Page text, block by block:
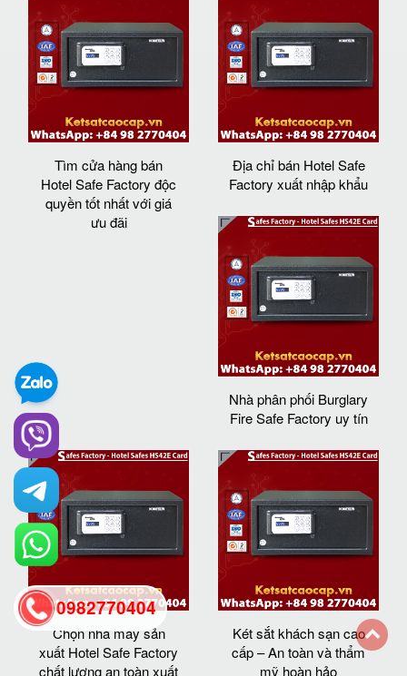
Tìm cửa hàng bán
Hotel Safe Factory độc
quyền tốt nhất với giá
ưu đãi
Địa chỉ bán Hotel Safe
Factory xuất nhập khẩu
Nhà phân phối Burglary
Fire Safe Factory uy tín
Chọn nhà máy sản
xuất Hotel Safe Factory
chất lượng an toàn xuất
Két sắt khách sạn cao
cấp – An toàn và thẩm
mỹ hoàn hảo
0982770404
back